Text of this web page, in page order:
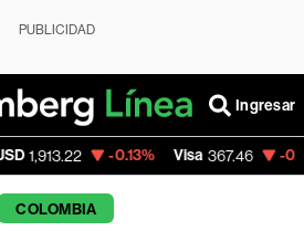
PUBLICIDAD
Ingresar
-0.13% Visa 367.46 -0.29%
COLOMBIA